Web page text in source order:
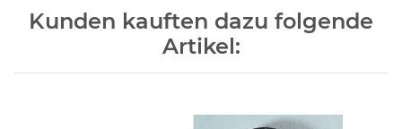
Kunden kauften dazu folgende
Artikel: